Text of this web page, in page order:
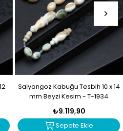
Salyangoz Kabuğu Tesbih 10 x 14
mm Beyzi Kesim - T-1934
₺9.119,90
Sepete Ekle